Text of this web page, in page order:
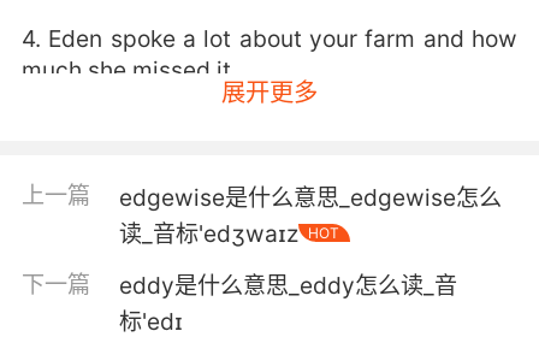
4. Eden spoke a lot about your farm and how
much she missed it.
5. Eden caving in to international pressure
and calling a ceasefire.
6. Or we could just figure out a way to get to
展开更多
上一篇
edgewise是什么意思_edgewise怎么
读_音标'edʒwaɪz
HOT
下一篇
eddy是什么意思_eddy怎么读_音
标'edɪ